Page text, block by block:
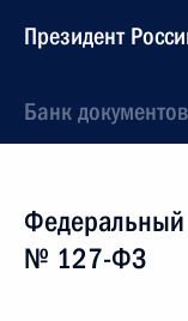
Президент
Банк документов
№ 127-ФЗ